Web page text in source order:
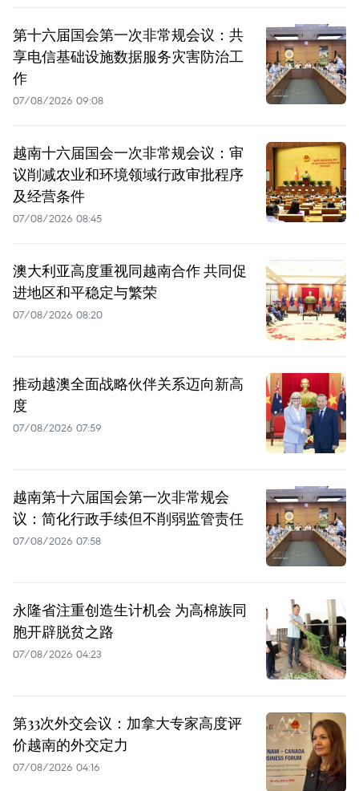
第十六届国会第一次非常规会议：共
享电信基础设施数据服务灾害防治工
作
07/08/2026 09:08
越南十六届国会一次非常规会议：审
议削减农业和环境领域行政审批程序
及经营条件
07/08/2026 08:45
澳大利亚高度重视同越南合作 共同促
进地区和平稳定与繁荣
07/08/2026 08:20
推动越澳全面战略伙伴关系迈向新高
度
07/08/2026 07:59
越南第十六届国会第一次非常规会
议：简化行政手续但不削弱监管责任
07/08/2026 07:58
永隆省注重创造生计机会 为高棉族同
胞开辟脱贫之路
07/08/2026 04:23
第33次外交会议：加拿大专家高度评
价越南的外交定力
07/08/2026 04:16